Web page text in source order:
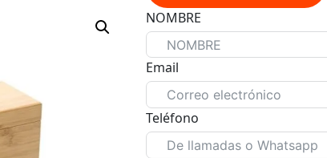
NOMBRE
Email
Teléfono